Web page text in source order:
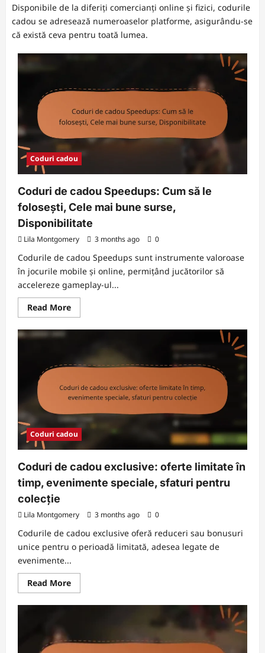
Disponibile de la diferiți comercianți online și fizici, codurile
cadou se adresează numeroaselor platforme, asigurându-se
că există ceva pentru toată lumea.
Coduri cadou
Coduri de cadou Speedups: Cum să le
folosești, Cele mai bune surse,
Disponibilitate
Lila Montgomery 3 months ago 0
Codurile de cadou Speedups sunt instrumente valoroase
în jocurile mobile și online, permițând jucătorilor să
accelereze gameplay-ul...
Read MoreRead
more
Coduri
Speedups:
Cum
folosești,
Cele
bune
surse,
Disponibilitate
Coduri cadou
Coduri de cadou exclusive: oferte limitate în
timp, evenimente speciale, sfaturi pentru
colecție
Lila Montgomery 3 months ago 0
Codurile de cadou exclusive oferă reduceri sau bonusuri
unice pentru o perioadă limitată, adesea legate de
evenimente...
Read MoreRead
more
Coduri
oferte